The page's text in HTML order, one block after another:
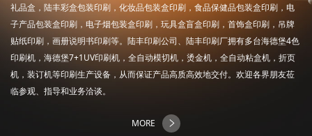
礼品盒，陆丰彩盒包装印刷，化妆品包装盒印刷，食品保健品包装盒印刷，电
子产品包装盒印刷，电子烟包装盒印刷，玩具盒盲盒印刷，首饰盒印刷，吊牌
贴纸印刷，画册说明书印刷等。陆丰印刷公司、陆丰印刷厂拥有多台海德堡4色
印刷机，海德堡7+1UV印刷机，全自动模切机，烫金机，全自动粘盒机，折页
机，装订机等印刷生产设备，从而保证产品高质高效地交付。欢迎各界朋友莅
临参观、指导和业务洽谈。
MORE